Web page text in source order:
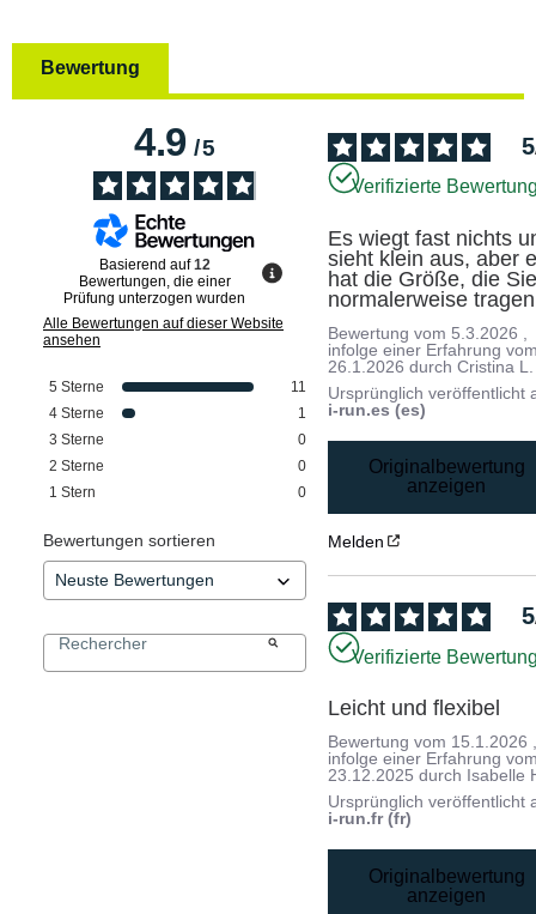
Bewertung
4.9/5
Basierend auf12
Bewertungen, die einer
Prüfung unterzogen wurden
Alle Bewertungen auf dieser Website
ansehen
5 Sterne
11
4 Sterne
1
3 Sterne
0
2 Sterne
0
1 Stern 0
Bewertungen sortieren
5
Verifizierte
Es wiegt fast nichts
sieht klein aus, aber
hat die Größe, die
normalerweise
Bewertung vom 5.3.2026
infolge einer Erfahrung
26.1.2026 durchCristina L.
Ursprünglich veröffentlicht
i-run.es (es)
Originalbewertung
anzeigen
Melden
5
Verifizierte
Leicht und flexibel
Bewertung vom 15.1.2026
infolge einer Erfahrung
23.12.2025 durch Isabelle
Ursprünglich veröffentlicht
i-run.fr (fr)
Originalbewertung
anzeigen